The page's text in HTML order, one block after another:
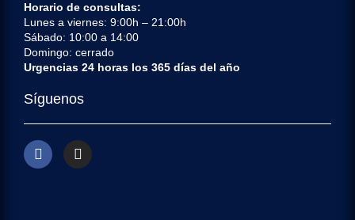
Horario de consultas:
Lunes a viernes: 9:00h – 21:00h
Sábado: 10:00 a 14:00
Domingo: cerrado
Urgencias 24 horas los 365 días del año
Síguenos